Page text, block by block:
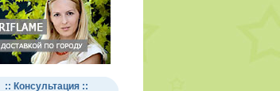
:: Консультация ::